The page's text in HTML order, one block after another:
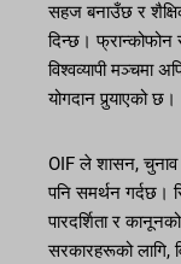
सहज बनाउँछ र
दिन्छ। फ्रान्कोफोन
विश्वव्यापी मञ्चमा
योगदान पुर्‍याएको छ।
OIF ले शासन, चुनाव
पनि समर्थन गर्दछ।
पारदर्शिता र
सरकारहरूको लागि,